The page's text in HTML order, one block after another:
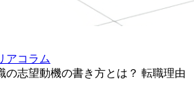
アコラム
の志望動機の書き方とは？ 転職理由